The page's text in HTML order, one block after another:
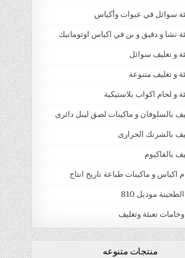
سوائل في عبوات وأكياس
نشا و دقيق و بن في اكياس اوتوماتيك
و تغليف سوائل
و تغليف متنوعة
و لحام اكواب بلاستيكية
بالسلوفان و ماكينات لصق ليبل دائرى
بالشرنك الحرارى
بالفاكيوم
اكياس و ماكينات طباعة تاريخ انتاج
موديل 810
تعبئة وتغليف
منتجات متنوعه